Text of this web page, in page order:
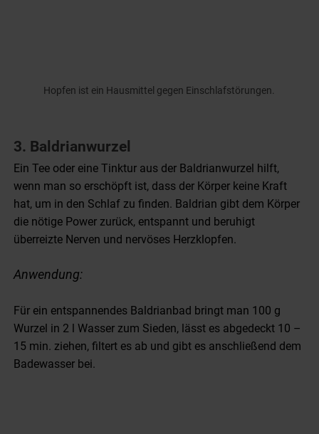
Hopfen ist ein Hausmittel gegen Einschlafstörungen.
3. Baldrianwurzel
Ein Tee oder eine Tinktur aus der Baldrianwurzel hilft,
wenn man so erschöpft ist, dass der Körper keine Kraft
hat, um in den Schlaf zu finden. Baldrian gibt dem Körper
die nötige Power zurück, entspannt und beruhigt
überreizte Nerven und nervöses Herzklopfen.
Anwendung:
Für ein entspannendes Baldrianbad bringt man 100 g
Wurzel in 2 l Wasser zum Sieden, lässt es abgedeckt 10 –
15 min. ziehen, filtert es ab und gibt es anschließend dem
Badewasser bei.